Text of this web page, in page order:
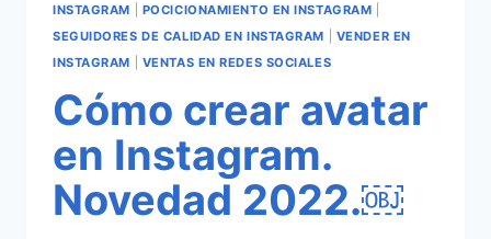
INSTAGRAM
POCICIONAMIENTO EN INSTAGRAM
SEGUIDORES DE CALIDAD EN INSTAGRAM
VENDER EN
INSTAGRAM
VENTAS EN REDES SOCIALES
Cómo crear avatar
en Instagram.
Novedad 2022.￼